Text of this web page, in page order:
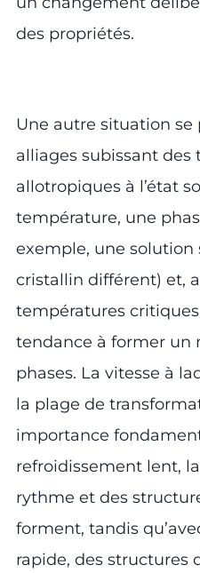
des propriétés.
Une autre situation se
alliages subissant des
allotropiques à l’état
température, une
exemple, une solution
cristallin différent) et,
températures
tendance à former un
phases. La vitesse à
la plage de
importance
refroidissement lent,
rythme et des
forment, tandis
rapide, des structures